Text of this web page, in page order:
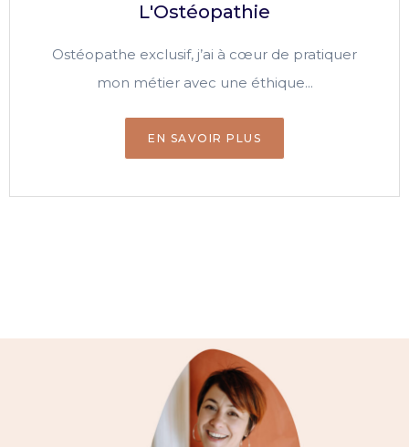
L'Ostéopathie
Ostéopathe exclusif, j’ai à cœur de pratiquer
mon métier avec une éthique...
EN SAVOIR PLUS